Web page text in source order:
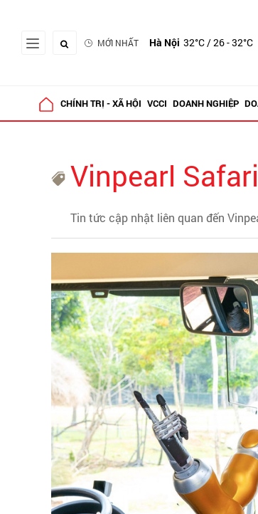
MỚI NHẤT Hà Nội 32°C/ 26 - 32°C
CHÍNH TRỊ - XÃ HỘI VCCI DOANH NGHIỆP
Vinpearl Safari
Tin tức cập nhật liên quan đến